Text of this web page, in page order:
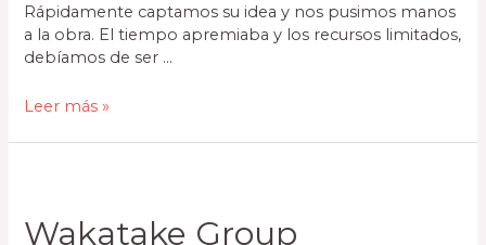
Rápidamente captamos su idea y nos pusimos manos
a la obra. El tiempo apremiaba y los recursos limitados,
debíamos de ser …
Leer más »
Wakatake Group